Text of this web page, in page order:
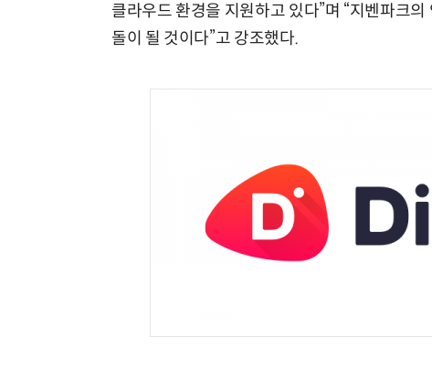
클라우드 환경을 지원하고 있다”며 “지벤파크
돌이 될 것이다”고 강조했다.